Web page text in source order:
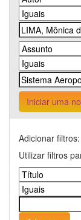
Iniciar uma
Adicionar filtros:
Utilizar filtros